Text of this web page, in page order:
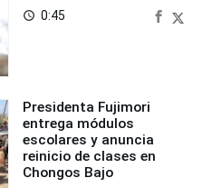
access_time 0:45
Presidenta Fujimori
entrega módulos
escolares y anuncia
reinicio de clases en
Chongos Bajo